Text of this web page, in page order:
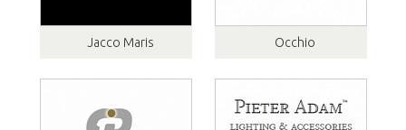
Jacco Maris Occhio